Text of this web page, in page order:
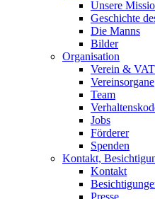
Unsere
Geschichte
Die Manns
Bilder
Organisation
Verein &
Vereinsorgane
Team
Jobs
Förderer
Spenden
Kontakt,
Kontakt
Presse